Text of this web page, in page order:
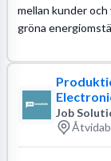
mellan kunder
gröna
Job